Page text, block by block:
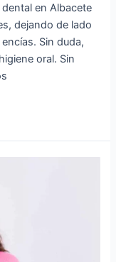
en Albacete
dejando de lado
Sin duda,
oral. Sin